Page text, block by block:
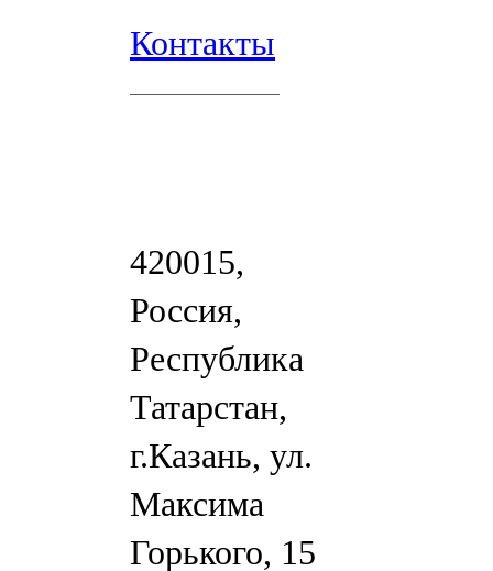
Контакты
420015,
Россия,
Республика
Татарстан,
г.Казань, ул.
Максима
Горького, 15